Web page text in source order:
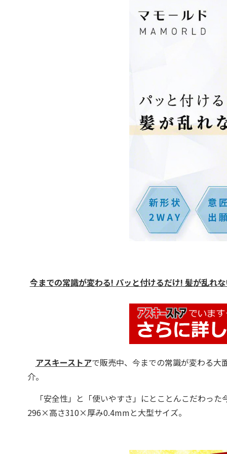
今までの常識が変わる! パッと付けるだけ! 髪が乱れ
アスキーストアで販売中、今までの常識が変わる大
介。
「安全性」と「使いやすさ」にとことんこだわっ
296×高さ310×厚み0.4mmと大型サイズ。